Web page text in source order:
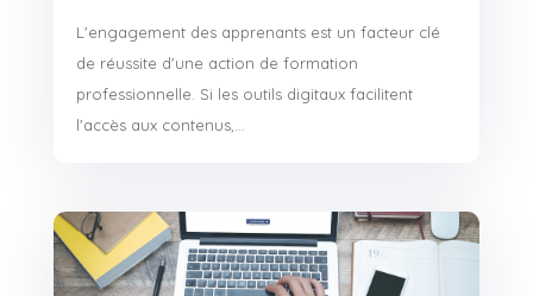
L'engagement des apprenants est un facteur clé
de réussite d'une action de formation
professionnelle. Si les outils digitaux facilitent
l'accès aux contenus,...